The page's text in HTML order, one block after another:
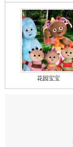
花园宝宝